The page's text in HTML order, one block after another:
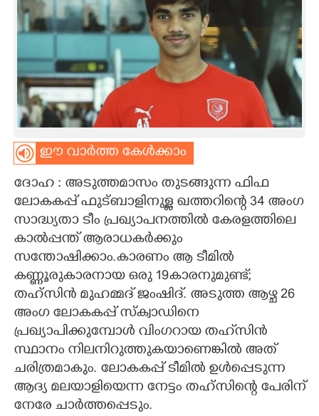
SPIRITUAL
INFO+
ART
ASTRO
CARTOONS
LITERATURE
ഈ വാർത്ത കേൾക്കാം
ദോഹ : അടുത്തമാസം തുടങ്ങുന്ന ഫിഫ
ലോകകപ്പ് ഫുട്ബാളിനുള്ള ഖത്തറിന്റെ 34 അംഗ
സാദ്ധ്യതാ ടീം പ്രഖ്യാപനത്തിൽ കേരളത്തിലെ
കാൽപ്പന്ത് ആരാധകർക്കും
സന്തോഷിക്കാം.കാരണം ആ ടീമിൽ
കണ്ണൂരുകാരനായ ഒരു 19കാരനുമുണ്ട്;
തഹ്സിൻ മുഹമ്മദ് ജംഷിദ്. അടുത്ത ആഴ്ച 26
അംഗ ലോകകപ്പ് സ്ക്വാഡിനെ
പ്രഖ്യാപിക്കുമ്പോൾ വിംഗറായ തഹ്‌സിൻ
സ്ഥാനം നിലനിറുത്തുകയാണെങ്കിൽ അത്
ചരിത്രമാകും. ലോകകപ്പ് ടീമിൽ ഉൾപ്പെടുന്ന
ആദ്യ മലയാളിയെന്ന നേട്ടം തഹ്സിന്റെ പേരിന്
നേരേ ചാർത്തപ്പെടും.